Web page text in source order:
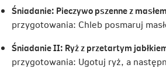
Śniadanie: Pieczywo pszenne z
przygotowania: Chleb posmaruj
Śniadanie II: Ryż z przetartym
przygotowania: Ugotuj ryż, a